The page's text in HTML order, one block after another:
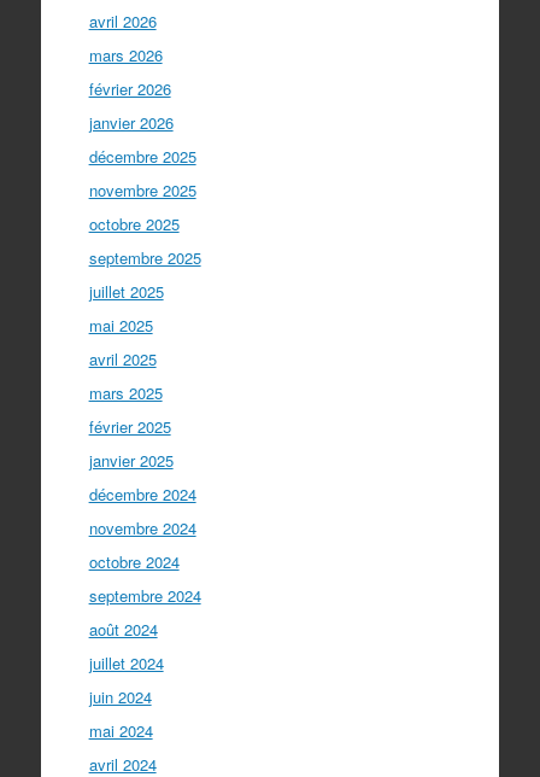
avril 2026
mars 2026
février 2026
janvier 2026
décembre 2025
novembre 2025
octobre 2025
septembre 2025
juillet 2025
mai 2025
avril 2025
mars 2025
février 2025
janvier 2025
décembre 2024
novembre 2024
octobre 2024
septembre 2024
août 2024
juillet 2024
juin 2024
mai 2024
avril 2024